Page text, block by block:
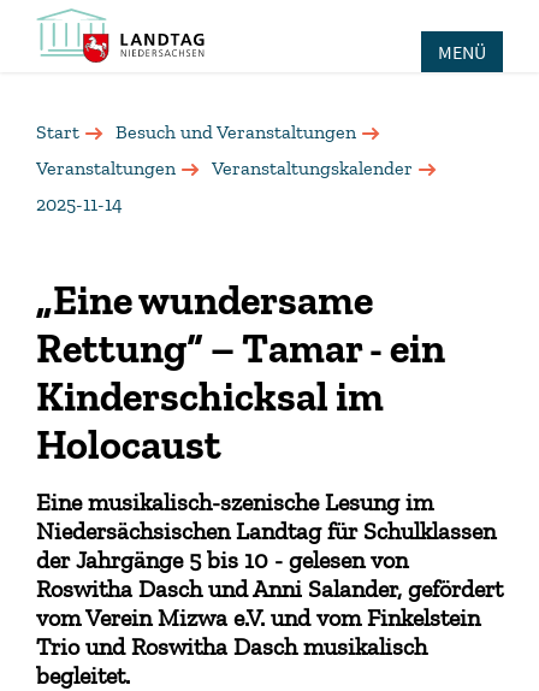
MENÜ
Start
Besuch und Veranstaltungen
Veranstaltungen
Veranstaltungskalender
2025-11-14
„Eine wundersame
Rettung“ – Tamar - ein
Kinderschicksal im
Holocaust
Eine musikalisch-szenische Lesung im
Niedersächsischen Landtag für Schulklassen
der Jahrgänge 5 bis 10 - gelesen von
Roswitha Dasch und Anni Salander, gefördert
vom Verein Mizwa e.V. und vom Finkelstein
Trio und Roswitha Dasch musikalisch
begleitet.